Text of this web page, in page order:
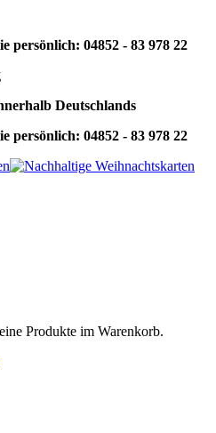
persönlich: 04852 - 83 978 22
Deutschlands
persönlich: 04852 - 83 978 22
Produkte im Warenkorb.